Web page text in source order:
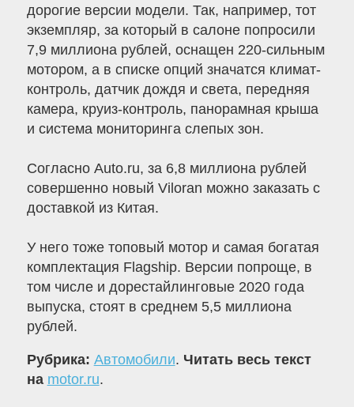
дорогие версии модели. Так, например, тот
экземпляр, за который в салоне попросили
7,9 миллиона рублей, оснащен 220-сильным
мотором, а в списке опций значатся климат-
контроль, датчик дождя и света, передняя
камера, круиз-контроль, панорамная крыша
и система мониторинга слепых зон.
Согласно Auto.ru, за 6,8 миллиона рублей
совершенно новый Viloran можно заказать с
доставкой из Китая.
У него тоже топовый мотор и самая богатая
комплектация Flagship. Версии попроще, в
том числе и дорестайлинговые 2020 года
выпуска, стоят в среднем 5,5 миллиона
рублей.
Рубрика: Автомобили. Читать весь текст
на motor.ru.